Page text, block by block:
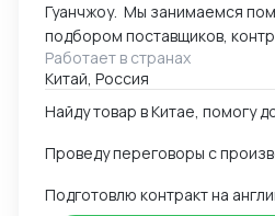
Гуанчжоу. Мы занимаемся
подбором поставщиков,
проверкой качества товара.
работает более 10 человек
помочь по любым вопросам
Работает в странах
Китай, Россия